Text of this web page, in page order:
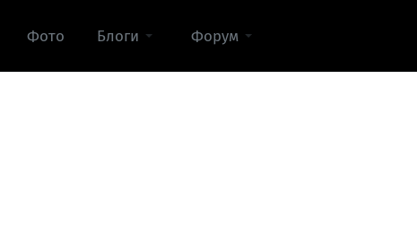
Фото Блоги Форум